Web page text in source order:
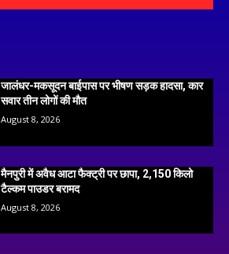
जालंधर-मकसूदन बाईपास पर भीषण सड़क हादसा, कार
सवार तीन लोगों की मौत
August 8, 2026
मैनपुरी में अवैध आटा फैक्ट्री पर छापा, 2,150 किलो
टैल्कम पाउडर बरामद
August 8, 2026